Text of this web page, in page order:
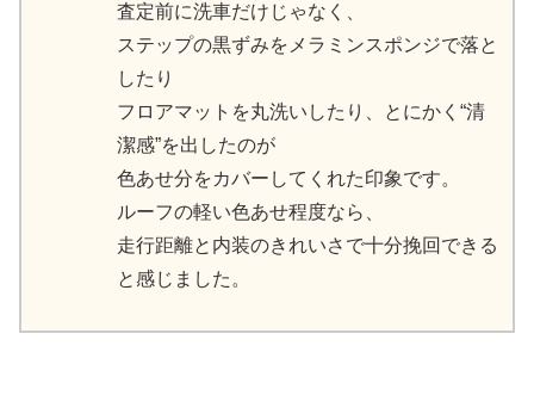
査定前に洗車だけじゃなく、
ステップの黒ずみをメラミンスポンジで落と
したり
フロアマットを丸洗いしたり、とにかく“清
潔感”を出したのが
色あせ分をカバーしてくれた印象です。
ルーフの軽い色あせ程度なら、
走行距離と内装のきれいさで十分挽回できる
と感じました。